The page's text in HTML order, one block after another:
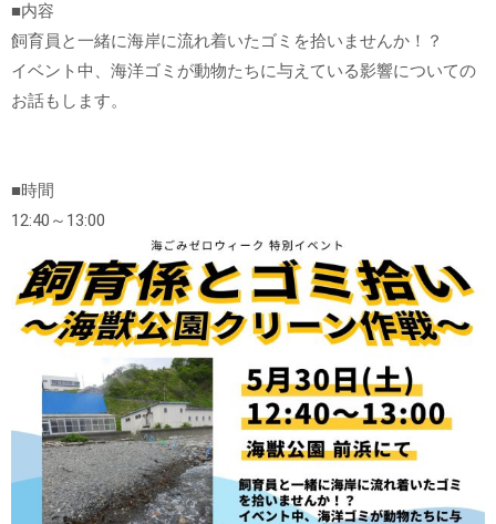
■内容
飼育員と一緒に海岸に流れ着いたゴミを拾いませんか！？
イベント中、海洋ゴミが動物たちに与えている影響についての
お話もします。
■時間
12:40～13:00